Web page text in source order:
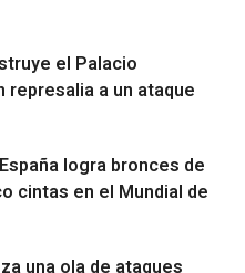
el Palacio
represalia a un ataque
logra bronces de
cintas en el Mundial de
una ola de ataques